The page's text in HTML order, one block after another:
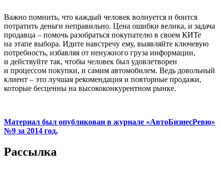
Важно помнить, что каждый человек волнуется и боится
потратить деньги неправильно. Цена ошибки велика, и задача
продавца – помочь разобраться покупателю в своем КИТе
на этапе выбора. Идите навстречу ему, выявляйте ключевую
потребность, избавляя от ненужного груза информации,
и действуйте так, чтобы человек был удовлетворен
и процессом покупки, и самим автомобилем. Ведь довольный
клиент – это лучшая рекомендация и повторные продажи,
которые бесценны на высококонкурентном рынке.
Материал был опубликован в журнале «АвтоБизнесРевю»
№9 за 2014 год.
Рассылка